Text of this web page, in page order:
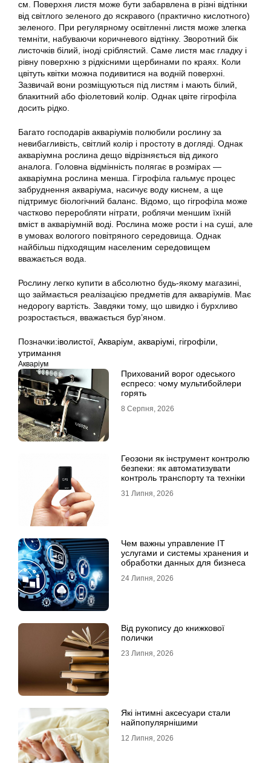
см. Поверхня листя може бути забарвлена в різні відтінки
від світлого зеленого до яскравого (практично кислотного)
зеленого. При регулярному освітленні листя може злегка
темніти, набуваючи коричневого відтінку. Зворотний бік
листочків білий, іноді сріблястий. Саме листя має гладку і
рівну поверхню з рідкісними щербинами по краях. Коли
цвітуть квітки можна подивитися на водній поверхні.
Зазвичай вони розміщуються під листям і мають білий,
блакитний або фіолетовий колір. Однак цвіте гігрофіла
досить рідко.
Багато господарів акваріумів полюбили рослину за
невибагливість, світлий колір і простоту в догляді. Однак
акваріумна рослина дещо відрізняється від дикого
аналога. Головна відмінність полягає в розмірах —
акваріумна рослина менша. Гігрофіла гальмує процес
забруднення акваріума, насичує воду киснем, а ще
підтримує біологічний баланс. Відомо, що гігрофіла може
частково переробляти нітрати, роблячи меншим їхній
вміст в акваріумній воді. Рослина може рости і на суші, але
в умовах вологого повітряного середовища. Однак
найбільш підходящим населеним середовищем
вважається вода.
Рослину легко купити в абсолютно будь-якому магазині,
що займається реалізацією предметів для акваріумів. Має
недорогу вартість. Завдяки тому, що швидко і бурхливо
розростається, вважається бур’яном.
Позначки:іволистої Акваріум акваріумі гігрофіли
утримання
Акваріум
Прихований ворог одеського
еспресо: чому мультибойлери
горять
8 Серпня, 2026
Геозони як інструмент контролю
безпеки: як автоматизувати
контроль транспорту та техніки
31 Липня, 2026
Чем важны управление IT
услугами и системы хранения и
обработки данных для бизнеса
24 Липня, 2026
Від рукопису до книжкової
полички
23 Липня, 2026
Які інтимні аксесуари стали
найпопулярнішими
12 Липня, 2026